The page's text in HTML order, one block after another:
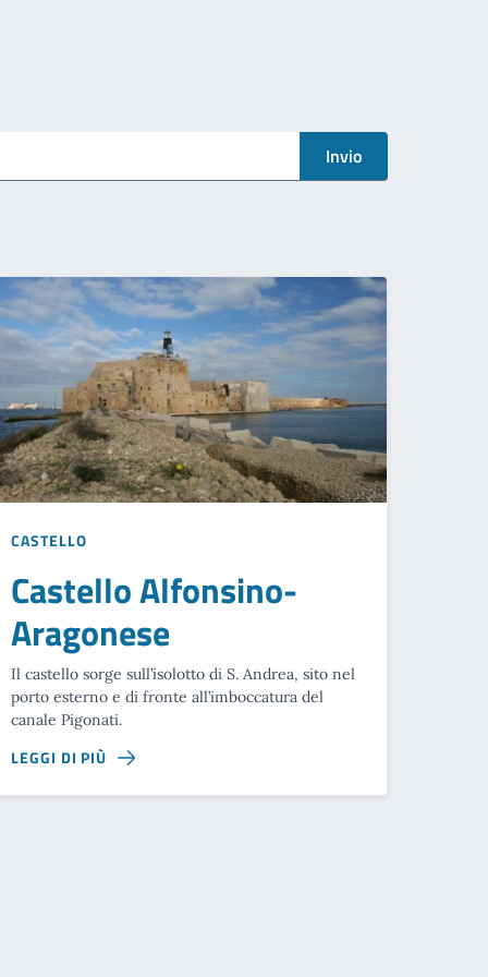
Invio
CASTELLO
Castello Alfonsino-
Aragonese
Il castello sorge sull’isolotto di S. Andrea, sito nel
porto esterno e di fronte all’imboccatura del
canale Pigonati.
LEGGI DI PIÙ